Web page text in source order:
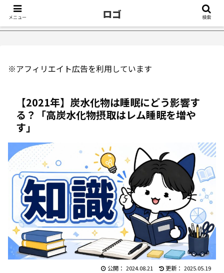
かけ５選｜不眠症体験談 【18万再生】YouTube：うつ病
※アフィリエイト広告を利用しています
【2021年】炭水化物は睡眠にどう影響す
る？「高炭水化物摂取はレム睡眠を増や
す」
2024.08.21 2025.05.19
メニュー ロゴ 検索